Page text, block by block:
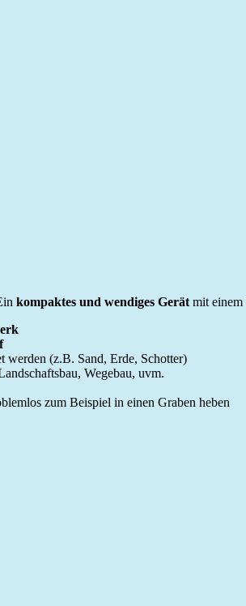
kompaktes und wendiges Gerätmit einem
werden (z.B. Sand, Erde, Schotter)
Wegebau, uvm.
zum Beispiel in einen Graben heben